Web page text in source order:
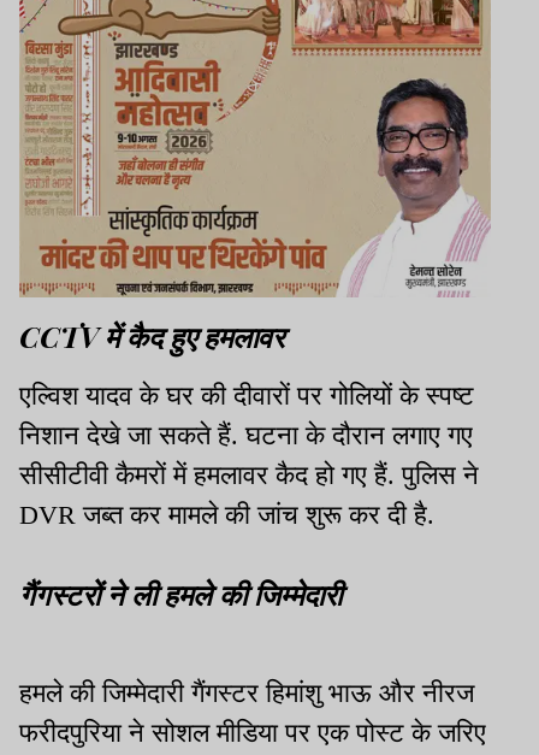
CCTV में कैद हुए हमलावर
एल्विश यादव के घर की दीवारों पर गोलियों के स्पष्ट
निशान देखे जा सकते हैं. घटना के दौरान लगाए गए
सीसीटीवी कैमरों में हमलावर कैद हो गए हैं. पुलिस ने
DVR जब्त कर मामले की जांच शुरू कर दी है.
गैंगस्टरों ने ली हमले की जिम्मेदारी
हमले की जिम्मेदारी गैंगस्टर हिमांशु भाऊ और नीरज
फरीदपुरिया ने सोशल मीडिया पर एक पोस्ट के जरिए